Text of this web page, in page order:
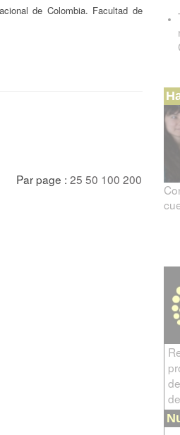
de Colombia. Facultad de
Par page : 25 50 100 200